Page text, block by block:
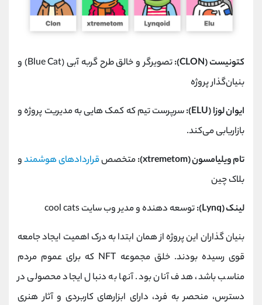
کتونیست (CLON):
تصویرگر و خالق طرح گربه آبی (Blue Cat) و
بنیان‌گذار پروژه
ایوان لوزا (ELU):
سرپرست تیم که کمک هایی به مدیریت پروژه و
بازاریابی می‌کند.
تام ویلیامسون (xtremetom):
متخصصقراردادهای هوشمندو
بلاک چین
لینک (Lynq):
توسعه ‌دهنده و مدیر وب ‌سایت cool cats
بنیان‌ گذاران این پروژه از همان ابتدا به درک اهمیت ایجاد جامعه
قوی رسیده بودند. خلق مجموعه NFT که برای عموم مردم
مناسب باشد، هدف آنان بود. آنها به دنبال ایجاد محصولی در
دسترس، منحصر به ‌فرد، دارای ابزارهای کاربردی و آثار هنری